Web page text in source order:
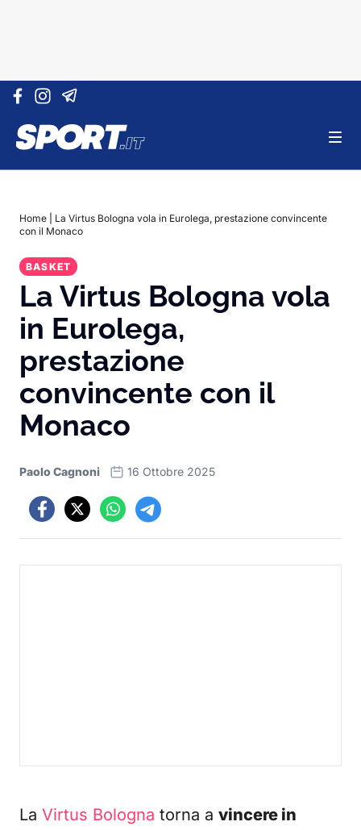
Vai al contenuto
Home
La Virtus Bologna vola in Eurolega, prestazione convincente
con il Monaco
BASKET
La Virtus Bologna vola
in Eurolega,
prestazione
convincente con il
Monaco
Paolo Cagnoni 16 Ottobre 2025
La Virtus Bologna torna a vincere in